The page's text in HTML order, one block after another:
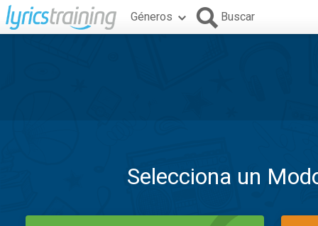
Géneros Buscar
Selecciona un